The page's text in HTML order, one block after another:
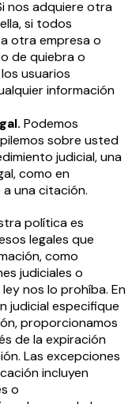
nos adquiere otra
si todos
otra empresa o
de quiebra o
usuarios
información
Podemos
sobre usted
judicial, una
como en
una citación.
política es
legales que
como
judiciales o
nos lo prohíba. En
judicial especifique
proporcionamos
de la expiración
Las excepciones
incluyen
o